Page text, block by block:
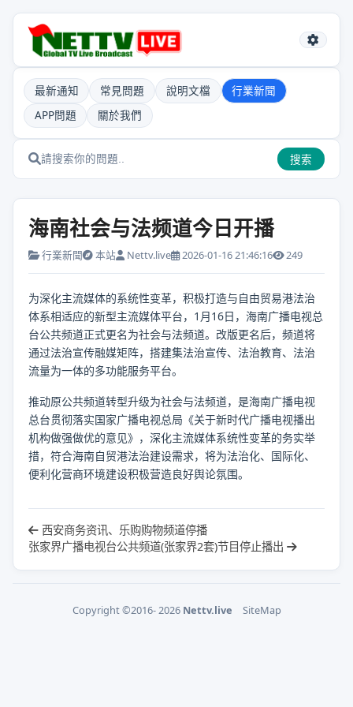
最新通知 常見問題 說明文檔
行業新聞
APP問題
關於我們
搜索
海南社会与法频道今日开播
行業新聞 本站 Nettv.live 2026-01-16 21:46:16 249
为深化主流媒体的系统性变革，积极打造与自由贸易港法治
体系相适应的新型主流媒体平台，1月16日，海南广播电视总
台公共频道正式更名为社会与法频道。改版更名后，频道将
通过法治宣传融媒矩阵，搭建集法治宣传、法治教育、法治
流量为一体的多功能服务平台。
推动原公共频道转型升级为社会与法频道，是海南广播电视
总台贯彻落实国家广播电视总局《关于新时代广播电视播出
机构做强做优的意见》，深化主流媒体系统性变革的务实举
措，符合海南自贸港法治建设需求，将为法治化、国际化、
便利化营商环境建设积极营造良好舆论氛围。
西安商务资讯、乐购购物频道停播
张家界广播电视台公共频道(张家界2套)节目停止播出
Copyright ©2016- 2026 Nettv.live SiteMap